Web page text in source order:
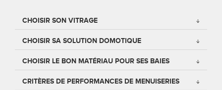
CHOISIR SON VITRAGE
CHOISIR SA SOLUTION DOMOTIQUE
CHOISIR LE BON MATÉRIAU POUR SES BAIES
CRITÈRES DE PERFORMANCES DE MENUISERIES
Mixte
Aluminium
Bois
Volets battants
Volets coulissants
Tous nos volets
Alu
Bois
PVC
L'innovation pour passion
Le client au cœur de nos préoccupations
L'efficience industrielle